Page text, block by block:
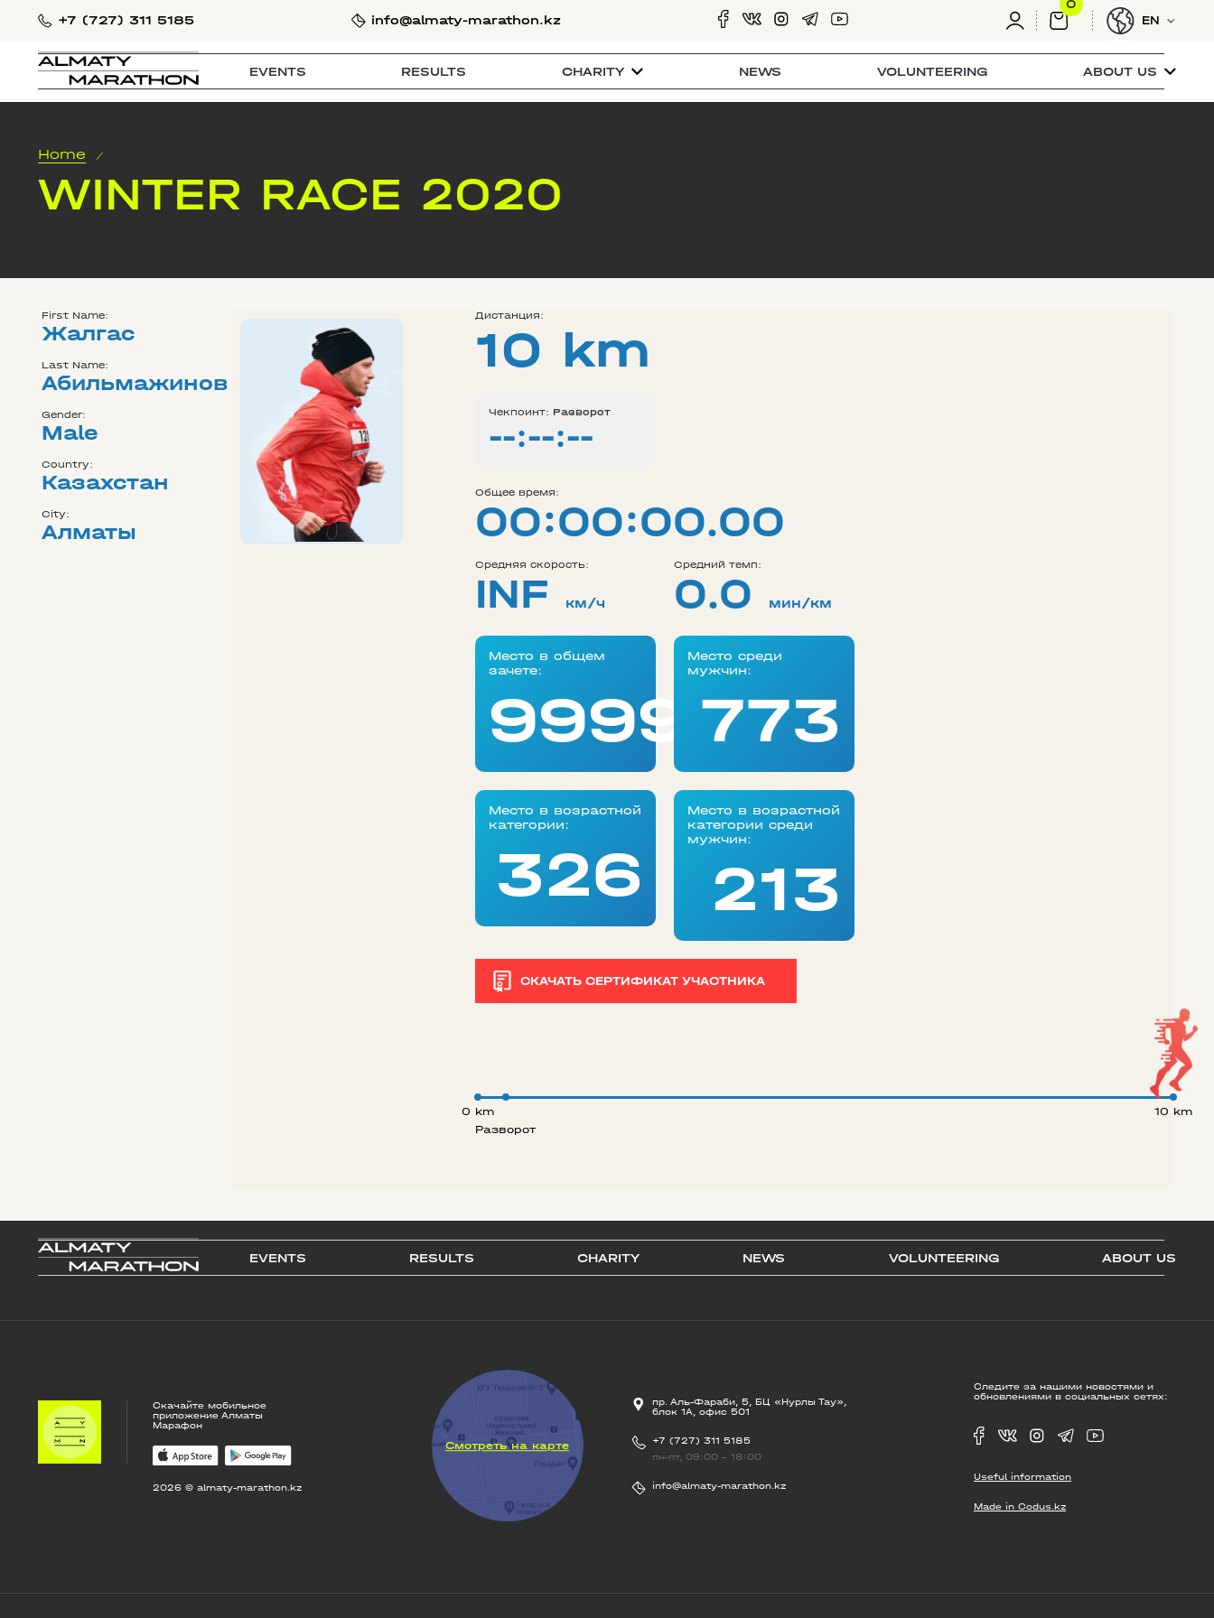
+7 (727) 311 5185 info@almaty-marathon.kz
0
EN
EVENTS RESULTS CHARITY NEWS VOLUNTEERING ABOUT US
Home /
WINTER RACE 2020
First Name:
Жалгас
Last Name:
Абильмажинов
Gender:
Male
Country:
Казахстан
City:
Алматы
Дистанция:
10 km
Чекпоинт: Разворот
--:--:--
Общее время:
00:00:00.00
Средняя скорость:
INF км/ч
Средний темп:
0.0 мин/км
Место в общем
зачете:
99999
Место среди
мужчин:
773
Место в возрастной
категории:
326
Место в возрастной
категории среди
мужчин:
213
СКАЧАТЬ СЕРТИФИКАТ УЧАСТНИКА
Разворот
0 km 10 km
EVENTS RESULTS CHARITY NEWS VOLUNTEERING ABOUT US
Скачайте мобильное
приложение Алматы
Марафон
2026 © almaty-marathon.kz
Смотреть на карте
пр. Аль-Фараби, 5, БЦ «Нурлы Тау»,
блок 1А, офис 501
+7 (727) 311 5185
пн-пт, 09:00 - 18:00
info@almaty-marathon.kz
Следите за нашими новостями и
обновлениями в социальных сетях:
Useful information
Made in Codus.kz